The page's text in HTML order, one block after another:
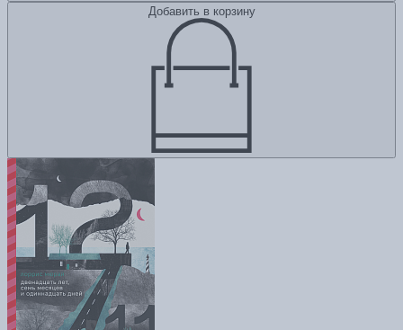
Добавить в корзину